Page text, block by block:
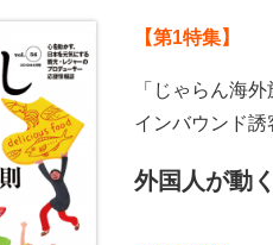
【第1特集】
「じゃらん海
インバウンド誘
外国人が動